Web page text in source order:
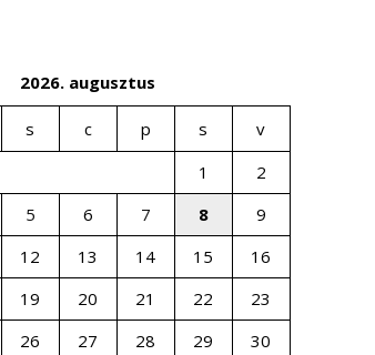
2026. augusztus
s c p s
v
1
2
5 6 7 8
9
12 13 14 15
16
19 20 21 22
23
26 27 28 29
30